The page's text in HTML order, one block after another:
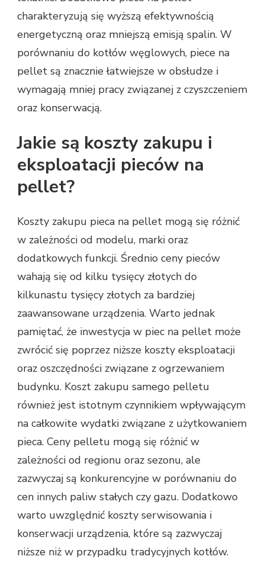
charakteryzują się wyższą efektywnością
energetyczną oraz mniejszą emisją spalin. W
porównaniu do kotłów węglowych, piece na
pellet są znacznie łatwiejsze w obsłudze i
wymagają mniej pracy związanej z czyszczeniem
oraz konserwacją.
Jakie są koszty zakupu i
eksploatacji pieców na
pellet?
Koszty zakupu pieca na pellet mogą się różnić
w zależności od modelu, marki oraz
dodatkowych funkcji. Średnio ceny pieców
wahają się od kilku tysięcy złotych do
kilkunastu tysięcy złotych za bardziej
zaawansowane urządzenia. Warto jednak
pamiętać, że inwestycja w piec na pellet może
zwrócić się poprzez niższe koszty eksploatacji
oraz oszczędności związane z ogrzewaniem
budynku. Koszt zakupu samego pelletu
również jest istotnym czynnikiem wpływającym
na całkowite wydatki związane z użytkowaniem
pieca. Ceny pelletu mogą się różnić w
zależności od regionu oraz sezonu, ale
zazwyczaj są konkurencyjne w porównaniu do
cen innych paliw stałych czy gazu. Dodatkowo
warto uwzględnić koszty serwisowania i
konserwacji urządzenia, które są zazwyczaj
niższe niż w przypadku tradycyjnych kotłów.